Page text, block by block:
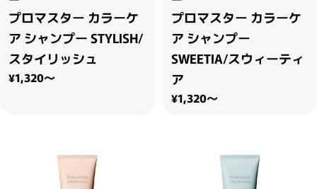
プロマスター カラーケ
ア シャンプー STYLISH/
スタイリッシュ
通常価格
¥1,320～
プロマスター カラーケ
ア シャンプー
SWEETIA/スウィーティ
ア
通常価格
¥1,320～